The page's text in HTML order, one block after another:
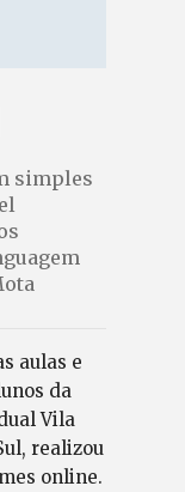
simples
aulas e
da
Vila
realizou
online.